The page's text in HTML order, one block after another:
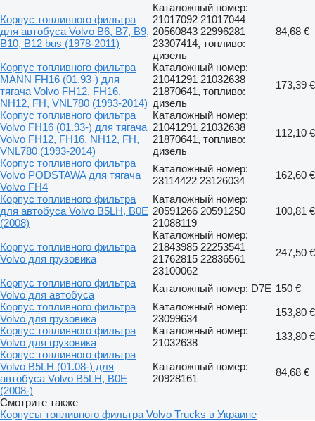
Корпус топливного фильтра
для автобуса Volvo B6, B7, B9,
B10, B12 bus (1978-2011)
Каталожный номер:
21017092 21017044
20560843 22996281
23307414, топливо:
дизель
84,68 €
Корпус топливного фильтра
MANN FH16 (01.93-) для
тягача Volvo FH12, FH16,
NH12, FH, VNL780 (1993-2014)
Каталожный номер:
21041291 21032638
21870641, топливо:
дизель
173,39 €
Корпус топливного фильтра
Volvo FH16 (01.93-) для тягача
Volvo FH12, FH16, NH12, FH,
VNL780 (1993-2014)
Каталожный номер:
21041291 21032638
21870641, топливо:
дизель
112,10 €
Корпус топливного фильтра
Volvo PODSTAWA для тягача
Volvo FH4
Каталожный номер:
23114422 23126034
162,60 €
Корпус топливного фильтра
для автобуса Volvo B5LH, B0E
(2008)
Каталожный номер:
20591266 20591250
21088119
100,81 €
Корпус топливного фильтра
Volvo для грузовика
Каталожный номер:
21843985 22253541
21762815 22836561
23100062
247,50 €
Корпус топливного фильтра
Volvo для автобуса
Каталожный номер: D7E 150 €
Корпус топливного фильтра
Volvo для грузовика
Каталожный номер:
23099634
153,80 €
Корпус топливного фильтра
Volvo для грузовика
Каталожный номер:
21032638
133,80 €
Корпус топливного фильтра
Volvo B5LH (01.08-) для
автобуса Volvo B5LH, B0E
(2008-)
Каталожный номер:
20928161
84,68 €
Смотрите также
Корпусы топливного фильтра Volvo Trucks в Украине